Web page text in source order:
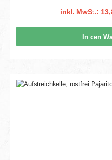
inkl. MwSt.:
In den